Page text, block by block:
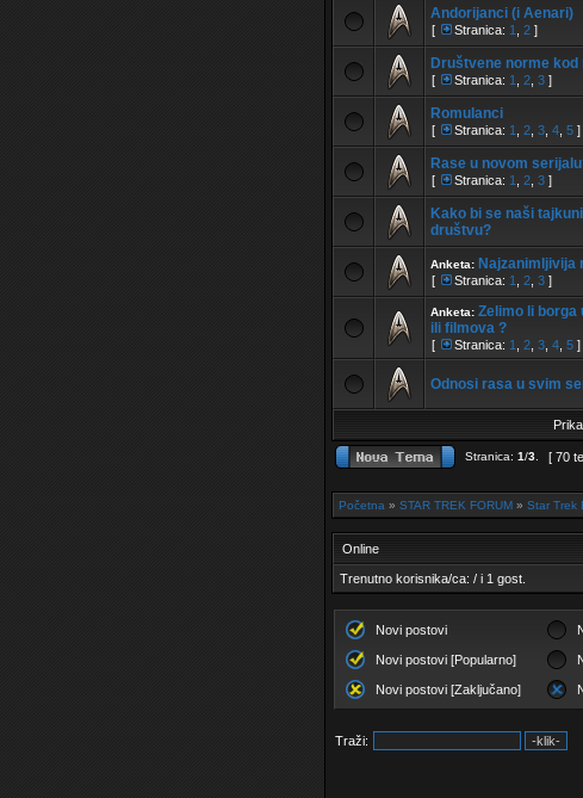
Andorijanci (i Aenari)
[ Stranica: 1 2 ]
Društvene norme
[ Stranica: 1 2 3 ]
Romulanci
[ Stranica: 1 2 3 4 5 ]
Rase u novom
[ Stranica: 1 2 3 ]
Kako bi se naši
društvu?
Anketa: Najzanimljivija
[ Stranica: 1 2 3 ]
Anketa: Zelimo li borga
ili filmova ?
[ Stranica: 1 2 3 4 5 ]
Odnosi rasa u svim
Stranica: 1/3 [ 70
Početna » STAR TREK FORUM » Star Trek
Online
Trenutno korisnika/ca: / i 1 gost.
Novi postovi
Novi postovi [Popularno]
Novi postovi [Zaključano]
Traži: